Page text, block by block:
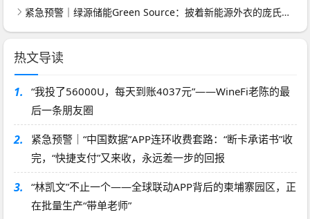
紧急预警｜绿源储能Green Source：披着新能源外衣的庞氏传销盘，8月千人大会就是收割信号
热文导读
1.
“我投了56000U，每天到账4037元”——WineFi老陈的最
后一条朋友圈
2.
紧急预警｜“中国数据”APP连环收费套路：“断卡承诺书”收
完，“快捷支付”又来收，永远差一步的回报
3.
“林凯文”不止一个——全球联动APP背后的柬埔寨园区，正
在批量生产“带单老师”